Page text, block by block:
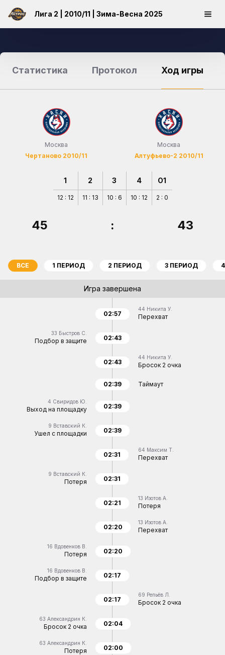
Лига 2 | 2010/11 | Зима-Весна 2025
Статистика Протокол Ход игры
Москва
Чертаново 2010/11
Москва
Алтуфьево-2 2010/11
1
12 : 12
2
11 : 13
3
10 : 6
4
10 : 12
O1
2 : 0
45 : 43
ВСЕ 1 ПЕРИОД 2 ПЕРИОД 3 ПЕРИОД
Игра завершена
44 Никита У.
Перехват
02:57
33 Быстров С.
Подбор в защите 02:43
44 Никита У.
Бросок 2 очка
02:43
Таймаут
02:39
4 Свиридов Ю.
Выход на площадку 02:39
9 Вставский К.
Ушел с площадки 02:39
64 Максим Т.
Перехват
02:31
9 Вставский К.
Потеря 02:31
13 Изотов А.
Потеря
02:21
13 Изотов А.
Перехват
02:20
16 Вдовенков В.
Потеря 02:20
16 Вдовенков В.
Подбор в защите 02:17
69 Репьёв Л.
Бросок 2 очка
02:17
63 Александрин К.
Бросок 2 очка 02:04
63 Александрин К.
Потеря 02:00